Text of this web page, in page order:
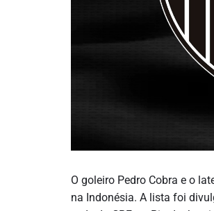
O goleiro Pedro Cobra e o
na Indonésia. A lista foi